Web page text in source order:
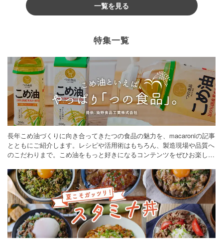
一覧を見る
特集一覧
長年こめ油づくりに向き合ってきたつの食品の魅力を、macaroniの記事
とともにご紹介します。レシピや活用術はもちろん、製造現場や品質へ
のこだわりまで。こめ油をもっと好きになるコンテンツをぜひお楽しみ